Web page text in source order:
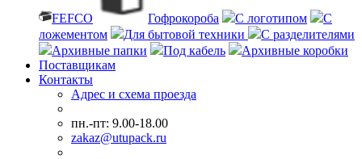
FEFCO Гофрокороба С логотипом
С
ложементом
Для бытовой техники
С разделителями
Архивные папки
Под кабель
Архивные коробки
Поставщикам
Контакты
Адрес и схема проезда
пн.-пт: 9.00-18.00
zakaz@utupack.ru